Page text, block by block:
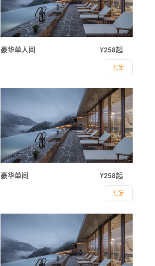
豪华单人间 ¥258起
预定
豪华单间 ¥258起
预定